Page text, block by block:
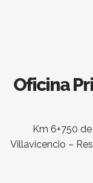
Oficina
Km 6+750
Villavicencio –